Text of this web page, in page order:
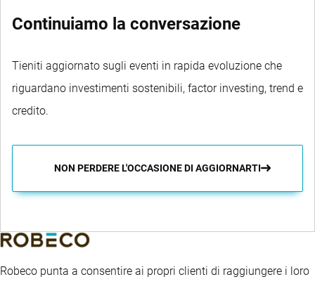
Continuiamo la conversazione
Tieniti aggiornato sugli eventi in rapida evoluzione che
riguardano investimenti sostenibili, factor investing, trend e
credito.
NON PERDERE L'OCCASIONE DI AGGIORNARTI
Robeco punta a consentire ai propri clienti di raggiungere i loro